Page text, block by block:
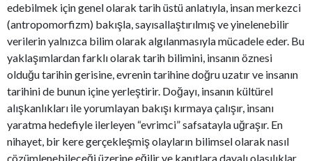
edebilmek için genel olarak tarih üstü anlatıyla, insan merkezci
(antropomorfizm) bakışla, sayısallaştırılmış ve yinelenebilir
verilerin yalnızca bilim olarak algılanmasıyla mücadele eder. Bu
yaklaşımlardan farklı olarak tarih bilimini, insanın öznesi
olduğu tarihin gerisine, evrenin tarihine doğru uzatır ve insanın
tarihini de bunun içine yerleştirir. Doğayı, insanın kültürel
alışkanlıkları ile yorumlayan bakışı kırmaya çalışır, insanı
yaratma hedefiyle ilerleyen “evrimci” safsatayla uğraşır. En
nihayet, bir kere gerçekleşmiş olayların bilimsel olarak nasıl
çözümlenebileceği üzerine eğilir ve kanıtlara dayalı olasılıklar